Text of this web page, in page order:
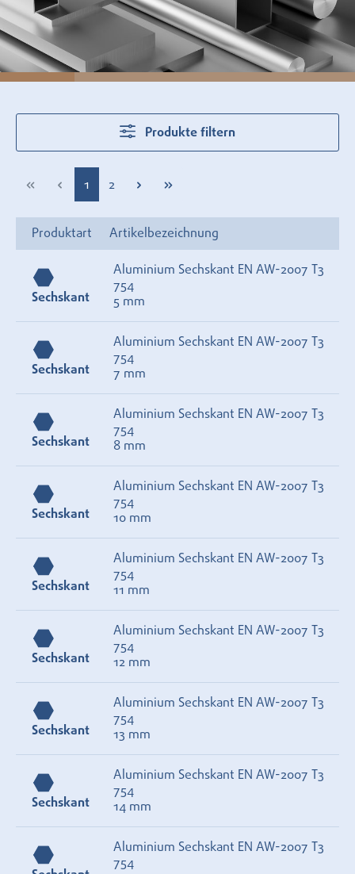
Produkte filtern
Seite
1 Seite
2
Produktart Artikelbezeichnung
Sechskant
Aluminium Sechskant EN AW-2007 T3
754
5 mm
Sechskant
Aluminium Sechskant EN AW-2007 T3
754
7 mm
Sechskant
Aluminium Sechskant EN AW-2007 T3
754
8 mm
Sechskant
Aluminium Sechskant EN AW-2007 T3
754
10 mm
Sechskant
Aluminium Sechskant EN AW-2007 T3
754
11 mm
Sechskant
Aluminium Sechskant EN AW-2007 T3
754
12 mm
Sechskant
Aluminium Sechskant EN AW-2007 T3
754
13 mm
Sechskant
Aluminium Sechskant EN AW-2007 T3
754
14 mm
Aluminium Sechskant EN AW-2007 T3
754